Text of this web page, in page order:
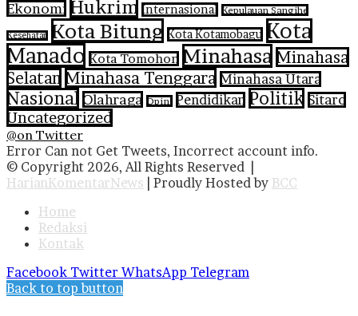
Ekonomi Hukrim Internasional Kepulauan Sangihe
Kesehatan Kota Bitung Kota Kotamobagu Kota
Manado Kota Tomohon Minahasa Minahasa
Selatan Minahasa Tenggara Minahasa Utara
Nasional Olahraga Opini Pendidikan Politik Sitaro
Uncategorized
@on Twitter
Error Can not Get Tweets, Incorrect account info.
© Copyright 2026, All Rights Reserved |
HarianKomentarNews | Proudly Hosted by BCC
Home
Redaksi
Kontak
Facebook Twitter WhatsApp Telegram
Back to top button